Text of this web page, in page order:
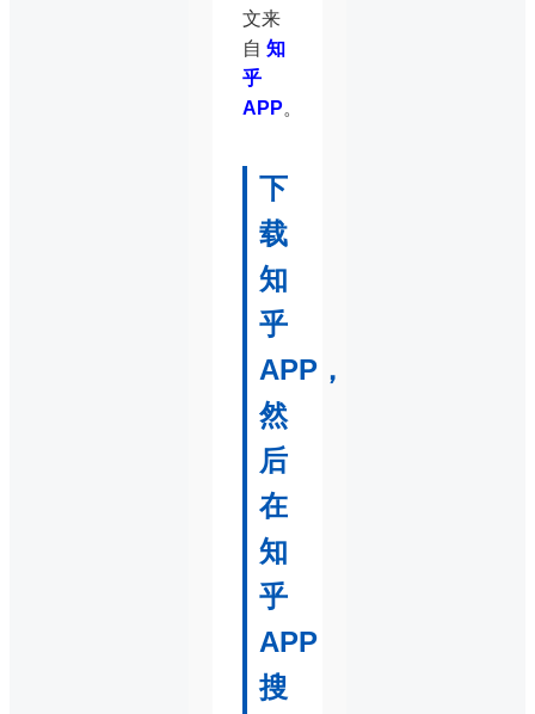
文来
自 知
乎
APP。
下
载
知
乎
APP，
然
后
在
知
乎
APP
搜